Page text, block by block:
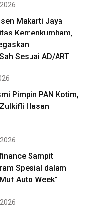
Makarti Jaya
Kemenkumham,
Sesuai AD/ART
Pimpin PAN Kotim,
Hasan
Sampit
Spesial dalam
Auto Week”